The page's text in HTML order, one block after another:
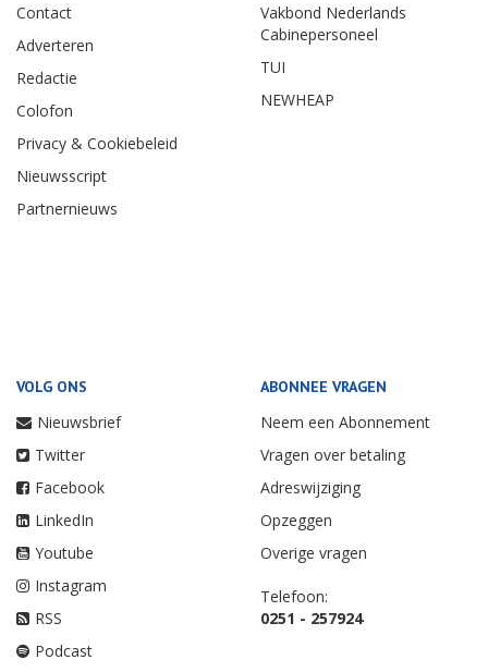
Contact
Adverteren
Redactie
Colofon
Privacy & Cookiebeleid
Nieuwsscript
Partnernieuws
Vakbond Nederlands
Cabinepersoneel
TUI
NEWHEAP
VOLG ONS
Nieuwsbrief
Twitter
Facebook
LinkedIn
Youtube
Instagram
RSS
Podcast
ABONNEE VRAGEN
Neem een Abonnement
Vragen over betaling
Adreswijziging
Opzeggen
Overige vragen
Telefoon:
0251 - 257924